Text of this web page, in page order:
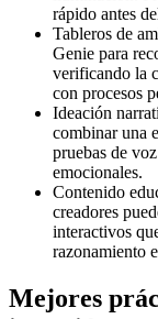
rápido antes
Tableros de
Genie para
verificando la
con procesos
Ideación
combinar una
pruebas de
emocionales.
Contenido
creadores
interactivos
razonamiento
Mejores